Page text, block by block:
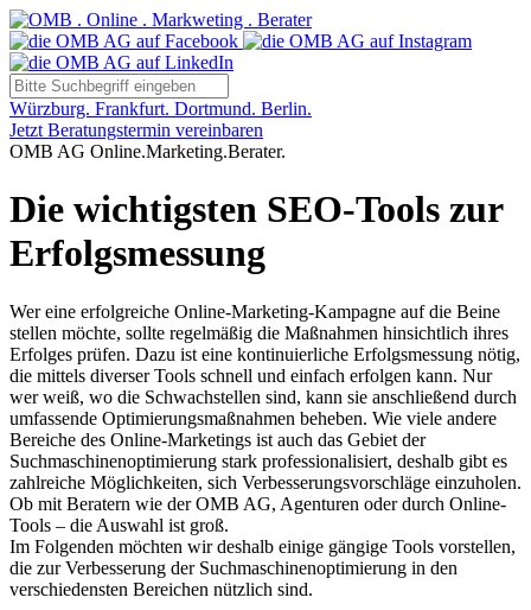
Würzburg. Frankfurt. Dortmund. Berlin.
Jetzt Beratungstermin vereinbaren
OMB AG Online.Marketing.Berater.
Die wichtigsten SEO-Tools zur
Erfolgsmessung
Wer eine erfolgreiche Online-Marketing-Kampagne auf die Beine
stellen möchte, sollte regelmäßig die Maßnahmen hinsichtlich ihres
Erfolges prüfen. Dazu ist eine kontinuierliche Erfolgsmessung nötig,
die mittels diverser Tools schnell und einfach erfolgen kann. Nur
wer weiß, wo die Schwachstellen sind, kann sie anschließend durch
umfassende Optimierungsmaßnahmen beheben. Wie viele andere
Bereiche des Online-Marketings ist auch das Gebiet der
Suchmaschinenoptimierung stark professionalisiert, deshalb gibt es
zahlreiche Möglichkeiten, sich Verbesserungsvorschläge einzuholen.
Ob mit Beratern wie der OMB AG, Agenturen oder durch Online-
Tools – die Auswahl ist groß.
Im Folgenden möchten wir deshalb einige gängige Tools vorstellen,
die zur Verbesserung der Suchmaschinenoptimierung in den
verschiedensten Bereichen nützlich sind.